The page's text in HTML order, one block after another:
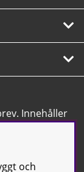
Innehåller
och